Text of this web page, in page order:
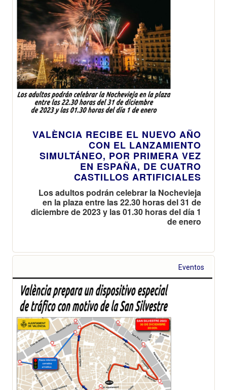
VALÈNCIA RECIBE EL NUEVO AÑO
CON EL LANZAMIENTO
SIMULTÁNEO, POR PRIMERA VEZ
EN ESPAÑA, DE CUATRO
CASTILLOS ARTIFICIALES
Los adultos podrán celebrar la Nochevieja
en la plaza entre las 22.30 horas del 31 de
diciembre de 2023 y las 01.30 horas del día 1
de enero
Eventos